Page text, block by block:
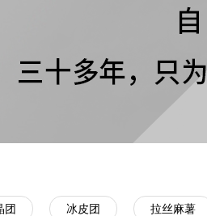
团 冰皮团 拉丝麻薯